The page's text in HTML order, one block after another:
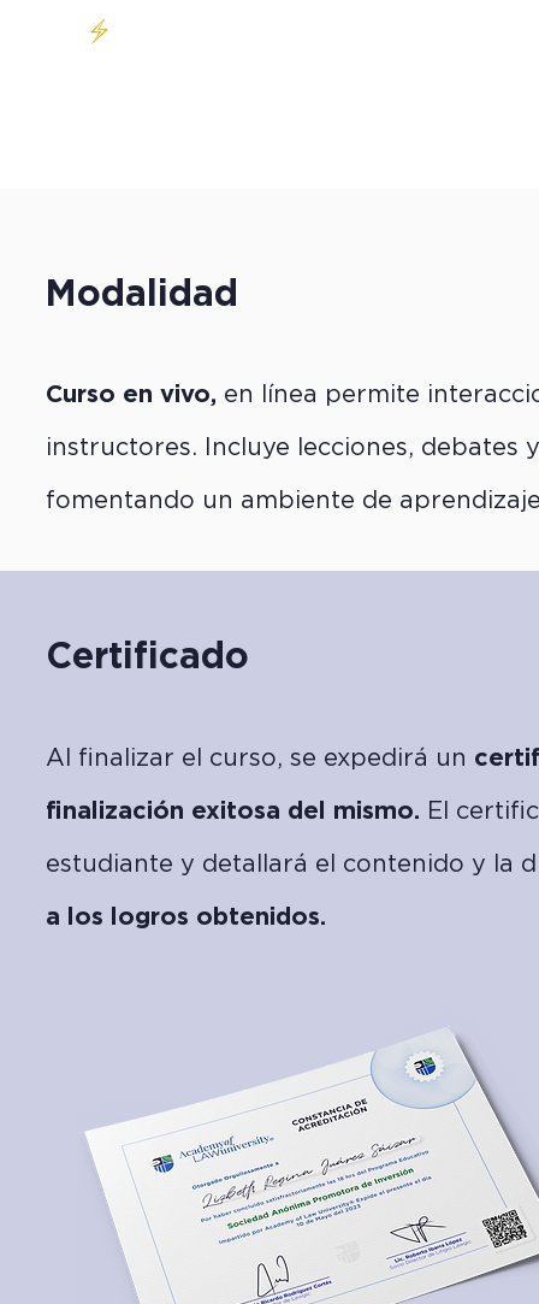
Clase en vivo 20 de Octubre 4:30-6:30 pm (CDMX)
Modalidad
Curso en vivo, en línea permite
instructores. Incluye lecciones, debates
fomentando un ambiente de
Certificado
Al finalizar el curso, se expedirá un
finalización exitosa del mismo. El
estudiante y detallará el contenido y la
a los logros obtenidos.